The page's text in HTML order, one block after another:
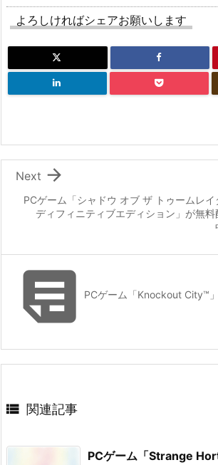
よろしければシェアお願いします
PCゲーム「シャドウ オブ ザ トゥームレイ
ディフィニティブエディション」が無料

Next
PCゲーム「Knockout City™」
 関連記事
PCゲーム「Strange